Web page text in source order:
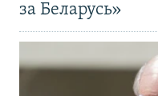
за Беларусь»